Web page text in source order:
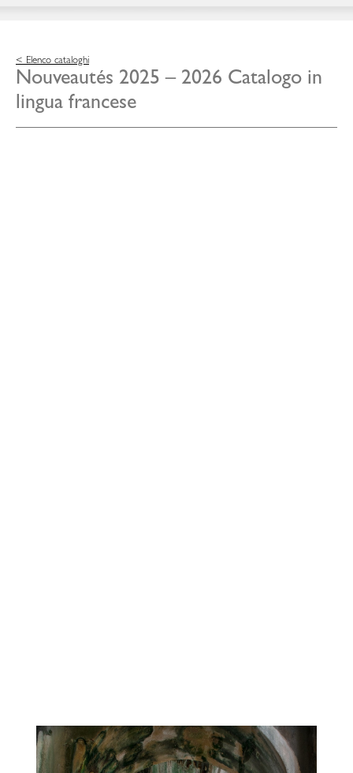
< Elenco cataloghi
Nouveautés 2025 – 2026 Catalogo in
lingua francese